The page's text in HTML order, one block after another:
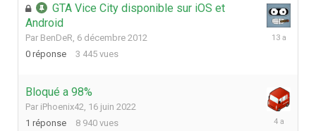
GTA Vice City disponible sur iOS et
Android
Par BenDeR, 6 décembre 2012
0 réponse 3 445 vues
Bloqué a 98%
Par iPhoenix42, 16 juin 2022
1 réponse 8 940 vues
17